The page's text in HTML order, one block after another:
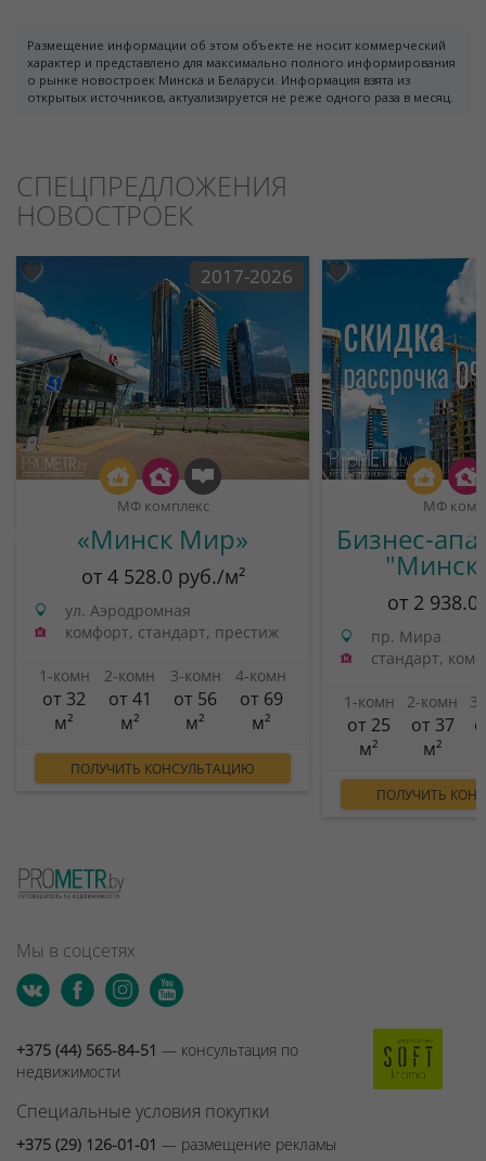
Размещение информации об этом объекте не носит коммерческий
характер и представлено для максимально полного информирования
о рынке новостроек Минска и Беларуси. Информация взята из
открытых источников, актуализируется не реже одного раза в месяц.
СПЕЦПРЕДЛОЖЕНИЯ
НОВОСТРОЕК
2017-2026
МФ комплекс
«Минск Мир»
от 4 528.0 руб./м²
ул. Аэродромная
комфорт, стандарт, престиж
1-комн
от 32
м²
2-комн
от 41
м²
3-комн
от 56
м²
4-комн
от 69
м²
ПОЛУЧИТЬ КОНСУЛЬТАЦИЮ
МФ
Бизнес-
от 2
пр. Мира
стандарт,
1-комн
от 25
м²
2-комн
от 37
м²
ПОЛУЧИТЬ
Мы в соцсетях
+375 (44) 565-84-51 — консультация по
недвижимости
Специальные условия покупки
+375 (29) 126-01-01 — размещение рекламы